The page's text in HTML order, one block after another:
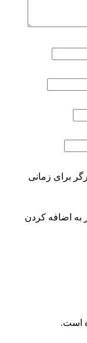
است.
برای زمانی
به اضافه کردن